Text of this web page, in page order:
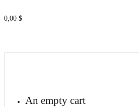
0,00 $
An empty cart